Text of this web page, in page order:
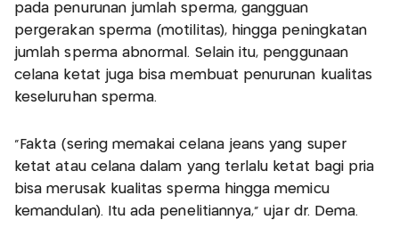
pada penurunan jumlah sperma, gangguan
pergerakan sperma (motilitas), hingga peningkatan
jumlah sperma abnormal. Selain itu, penggunaan
celana ketat juga bisa membuat penurunan kualitas
keseluruhan sperma.
“Fakta (sering memakai celana jeans yang super
ketat atau celana dalam yang terlalu ketat bagi pria
bisa merusak kualitas sperma hingga memicu
kemandulan). Itu ada penelitiannya,” ujar dr. Dema.